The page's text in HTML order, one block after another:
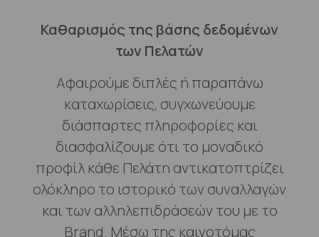
Καθαρισμός της βάσης δεδομένων
των Πελατών
Αφαιρούμε διπλές ή παραπάνω
καταχωρίσεις, συγχωνεύουμε
διάσπαρτες πληροφορίες και
διασφαλίζουμε ότι το μοναδικό
προφίλ κάθε Πελάτη αντικατοπτρίζει
ολόκληρο το ιστορικό των συναλλαγών
και των αλληλεπιδράσεών του με το
Brand. Μέσω της καινοτόμας